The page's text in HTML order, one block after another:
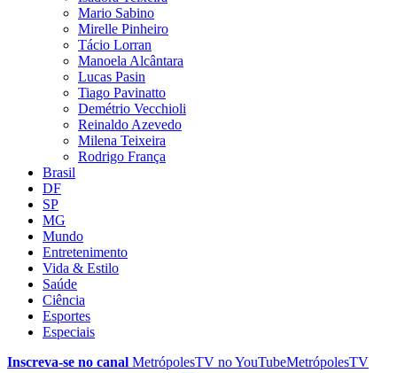
Mario Sabino
Mirelle Pinheiro
Tácio Lorran
Manoela Alcântara
Lucas Pasin
Tiago Pavinatto
Demétrio Vecchioli
Reinaldo Azevedo
Milena Teixeira
Rodrigo França
Brasil
DF
SP
MG
Mundo
Entretenimento
Vida & Estilo
Saúde
Ciência
Esportes
Especiais
Inscreva-se no canal MetrópolesTV noYouTubeMetrópolesTV